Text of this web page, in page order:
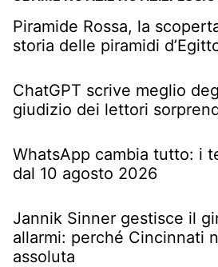
Piramide Rossa, la
storia delle piramidi
ChatGPT scrive meglio
giudizio dei lettori
WhatsApp cambia tutto: i
dal 10 agosto 2026
Jannik Sinner gestisce il
allarmi: perché Cincinnati
assoluta